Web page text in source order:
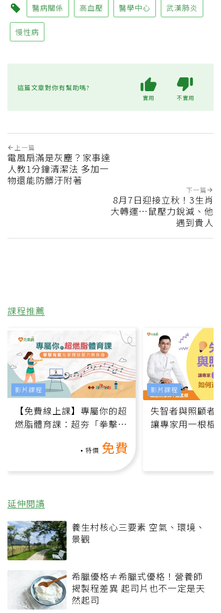
醫病關係 高血壓 醫學中心 武漢肺炎
慢性病
這篇文章對你有幫助嗎?
實用 不實用
上一篇
電風扇滿是灰塵？家事達
人教1分鐘清潔法 多加一
物還能防髒汙附著
下一篇
8月7日迎接立秋！3生肖
大轉運…鼠壓力銳減、他
遇到貴人
課程推薦
【免費線上課】專屬你的超
燃脂體育課：超夯「拳擊有
特價 免費
影片課程
失智者與照顧者
讓專家用一根棍
影片課程
延伸閱讀
養生村核心三要素 空氣、環境、
景觀
希臘優格≠希臘式優格！營養師
揭製程差異 起司片也不一定是天
然起司